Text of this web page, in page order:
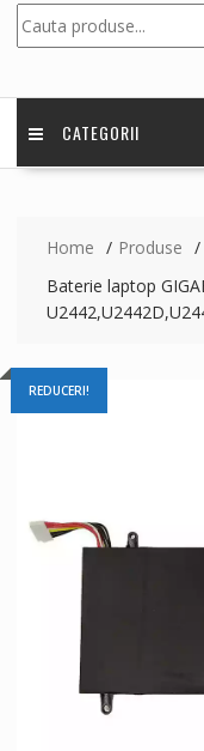
CATEGORII
Home
Produse
Baterie laptop
REDUCERI!